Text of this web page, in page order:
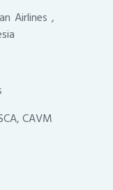
Airlines ,
CAVM